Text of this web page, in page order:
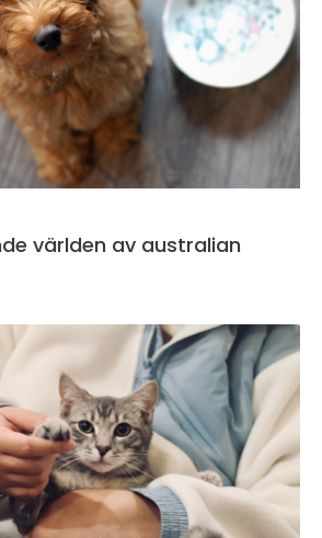
världen av australian